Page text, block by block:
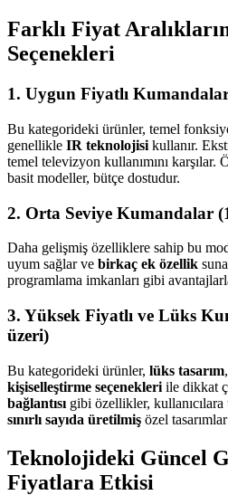
Farklı Fiyat
Seçenekleri
1. Uygun Fiyatlı
Bu kategorideki ürünler, temel
genellikle IR teknolojisi kullanır.
temel televizyon kullanımını
basit modeller, bütçe dostudur.
2. Orta Seviye Kumandalar
Daha gelişmiş özelliklere sahip bu
uyum sağlar ve birkaç ek özellik
programlama imkanları gibi
3. Yüksek Fiyatlı ve Lüks
üzeri)
Bu kategorideki ürünler, lüks tasarım,
kişiselleştirme seçenekleri ile dikkat
bağlantısı gibi özellikler,
sınırlı sayıda üretilmiş özel
Teknolojideki Güncel
Fiyatlara Etkisi